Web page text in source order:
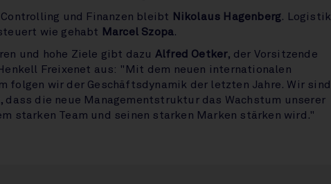
und Finanzen bleibt
Nikolaus Hagenberg. Logistik
wie gehabt
Marcel Szopa.
und hohe Ziele gibt dazu Alfred Oetker, der Vorsitzende
Freixenet aus: "Mit dem neuen internationalen
folgen wir der Geschäftsdynamik der letzten Jahre. Wir sind
dass die neue Managementstruktur das Wachstum unserer
starken Team und seinen starken Marken stärken wird."